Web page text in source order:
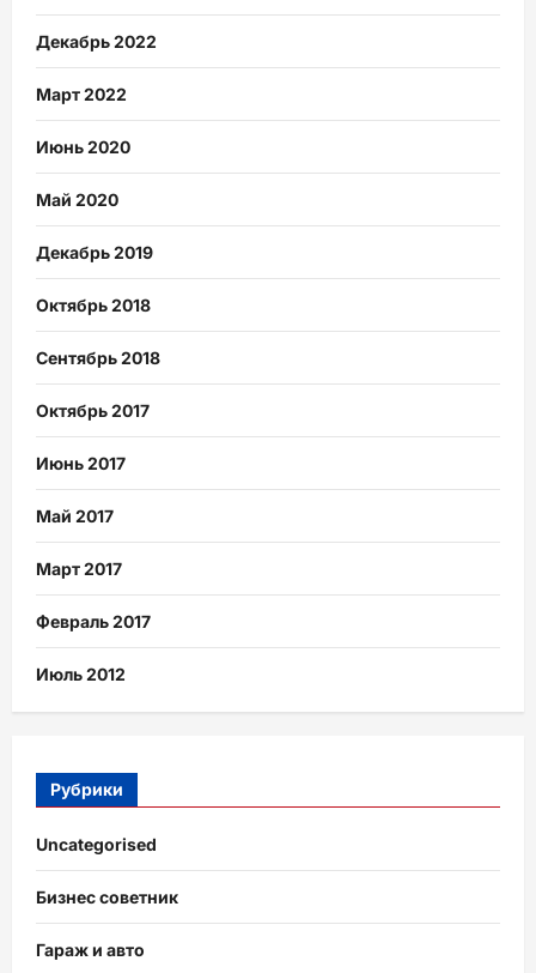
Декабрь 2022
Март 2022
Июнь 2020
Май 2020
Декабрь 2019
Октябрь 2018
Сентябрь 2018
Октябрь 2017
Июнь 2017
Май 2017
Март 2017
Февраль 2017
Июль 2012
Рубрики
Uncategorised
Бизнес советник
Гараж и авто